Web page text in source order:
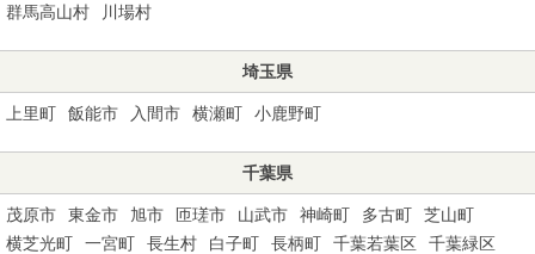
群馬高山村
川場村
埼玉県
上里町 飯能市 入間市 横瀬町 小鹿野町
千葉県
茂原市 東金市 旭市 匝瑳市 山武市 神崎町 多古町
芝山町
横芝光町
一宮町 長生村 白子町 長柄町 千葉若葉区
千葉緑区